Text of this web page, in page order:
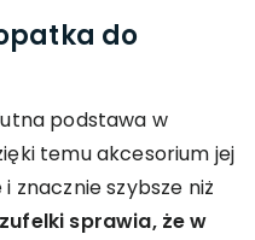
do
podstawa w
temu akcesorium jej
znacznie szybsze niż
sprawia, że w